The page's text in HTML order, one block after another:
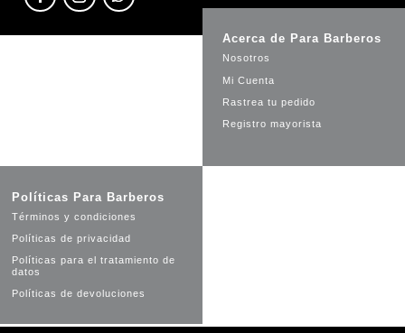
Acerca de Para Barberos
Nosotros
Mi Cuenta
Rastrea tu pedido
Registro mayorista
Políticas Para Barberos
Términos y condiciones
Políticas de privacidad
Políticas para el tratamiento de
datos
Políticas de devoluciones